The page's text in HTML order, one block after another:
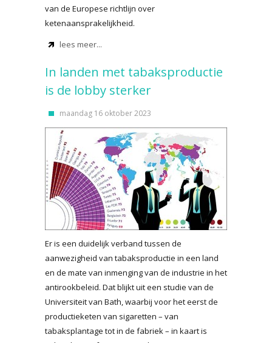
van de Europese richtlijn over
ketenaansprakelijkheid.
lees meer...
In landen met tabaksproductie
is de lobby sterker
maandag 16 oktober 2023
Er is een duidelijk verband tussen de
aanwezigheid van tabaksproductie in een land
en de mate van inmenging van de industrie in het
antirookbeleid. Dat blijkt uit een studie van de
Universiteit van Bath, waarbij voor het eerst de
productieketen van sigaretten – van
tabaksplantage tot in de fabriek – in kaart is